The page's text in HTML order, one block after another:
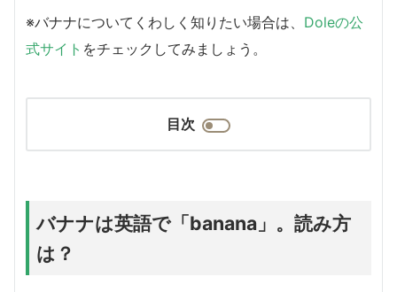
※バナナについてくわしく知りたい場合は、 Doleの公
式サイト をチェックしてみましょう。
目次
バナナは英語で「banana」。読み方
は？